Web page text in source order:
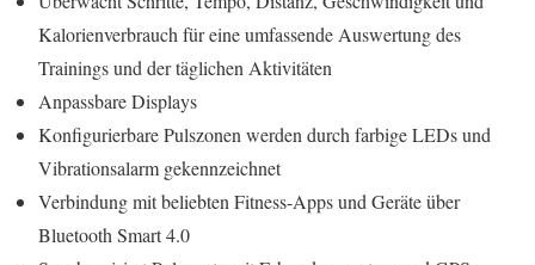
Kalorienverbrauch für eine umfassende Auswertung des
Trainings und der täglichen Aktivitäten
Anpassbare Displays
Konfigurierbare Pulszonen werden durch farbige LEDs und
Vibrationsalarm gekennzeichnet
Verbindung mit beliebten Fitness-Apps und Geräte über
Bluetooth Smart 4.0